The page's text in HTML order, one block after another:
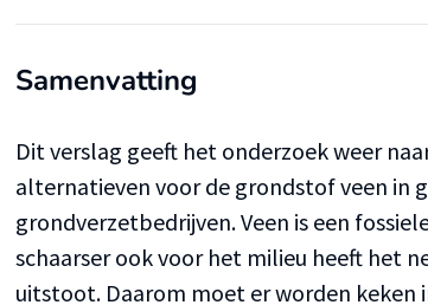
Samenvatting
Dit verslag geeft het onderzoek weer
alternatieven voor de grondstof veen in
grondverzetbedrijven. Veen is een
schaarser ook voor het milieu heeft het
uitstoot. Daarom moet er worden keken